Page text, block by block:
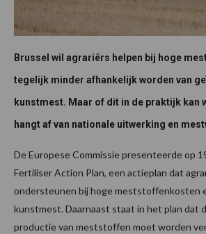
Brussel wil agrariërs helpen bij hoge
tegelijk minder afhankelijk worden van
kunstmest. Maar of dit in de praktijk kan
hangt af van nationale uitwerking en
De Europese Commissie presenteerde op
Fertiliser Action Plan, een actieplan dat
ondersteunen bij hoge meststoffenkosten
kunstmest. Daarnaast staat in het plan dat
productie van meststoffen moet worden